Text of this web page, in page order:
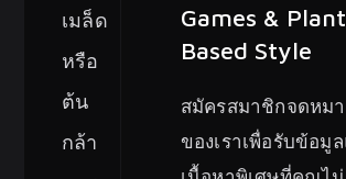
เมล็ด
หรือ
ต้น
กล้า
Games &
Based Style
สมัครสมาชิกจดหม
ของเราเพื่อรับข้อมู